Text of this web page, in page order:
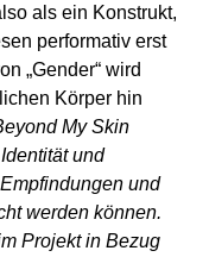
als ein Konstrukt,
performativ erst
„Gender“ wird
Körper hin
My Skin
und
und
werden können.
Projekt in Bezug